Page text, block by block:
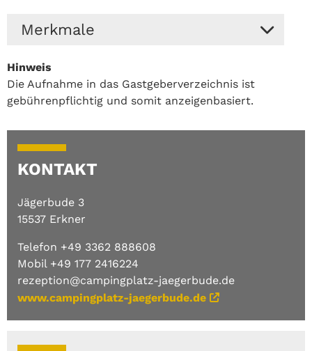
Merkmale
Kartenzahlung
Bett&Bike Mitglied
(ADFC)
Haustiere auf Anfrage
Parkplatz
Waschmaschi
Hinweis
Die Aufnahme in das Gastgeberverzeichnis ist
gebührenpflichtig und somit anzeigenbasiert.
KONTAKT
Jägerbude 3
15537 Erkner
Telefon +49 3362 888608
Mobil +49 177 2416224
rezeption@campingplatz-jaegerbude.de
www.campingplatz-jaegerbude.de